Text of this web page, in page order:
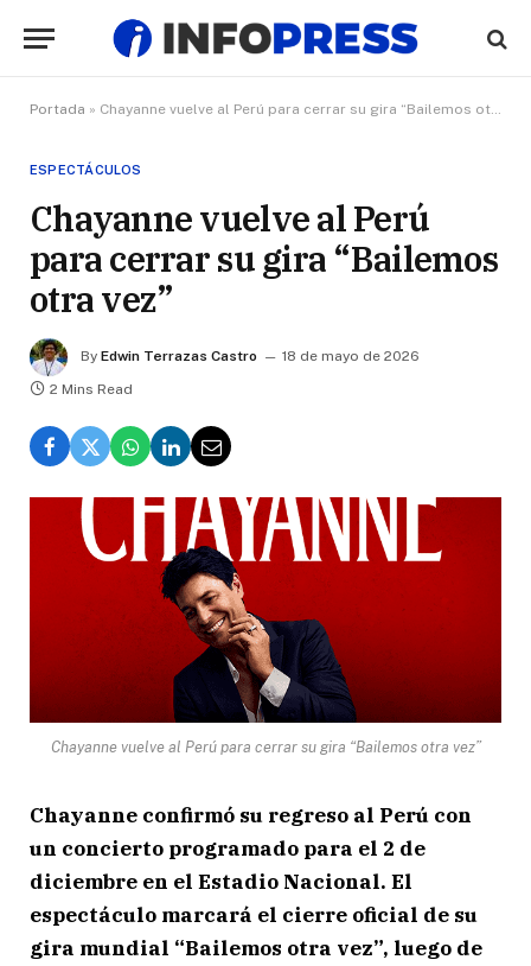
Portada » Chayanne vuelve al Perú para cerrar su gira “Bailemos otra vez”
ESPECTÁCULOS
Chayanne vuelve al Perú
para cerrar su gira “Bailemos
otra vez”
By Edwin Terrazas Castro
18 de mayo de 2026
2 Mins Read
Chayanne vuelve al Perú para cerrar su gira “Bailemos otra vez”
Chayanne confirmó su regreso al Perú con
un concierto programado para el 2 de
diciembre en el Estadio Nacional. El
espectáculo marcará el cierre oficial de su
gira mundial “Bailemos otra vez”, luego de